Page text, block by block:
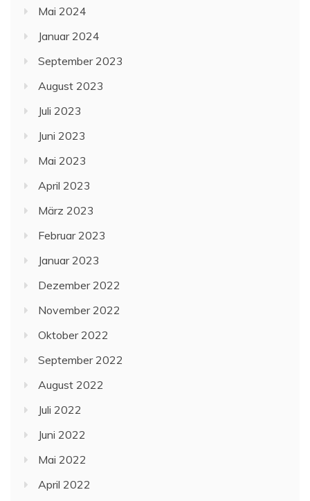
Mai 2024
Januar 2024
September 2023
August 2023
Juli 2023
Juni 2023
Mai 2023
April 2023
März 2023
Februar 2023
Januar 2023
Dezember 2022
November 2022
Oktober 2022
September 2022
August 2022
Juli 2022
Juni 2022
Mai 2022
April 2022